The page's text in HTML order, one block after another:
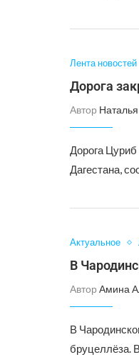
Лента новостей
Дорога
Автор
Дорога
Дагестана,
Актуальное
В
Автор Амина
В
бруцеллёза.